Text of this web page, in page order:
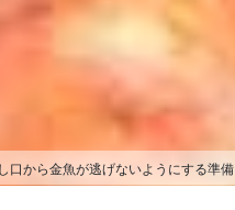
から金魚が逃げないようにする準備